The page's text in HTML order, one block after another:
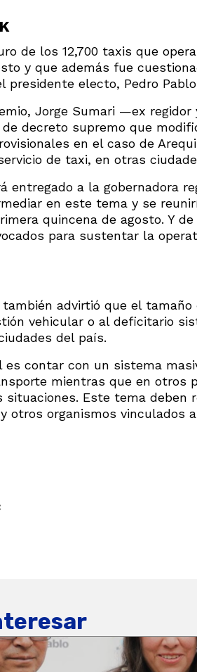
de los 12,700 taxis que
y que además fue
presidente electo, Pedro
Jorge Sumari —ex
decreto supremo que
en el caso de
de taxi, en otras
entregado a la gobernadora
en este tema y se
quincena de agosto. Y
para sustentar la
advirtió que el
vehicular o al deficitario
del país.
es contar con un sistema
mientras que en otros
situaciones. Este tema deben
otros organismos vinculados